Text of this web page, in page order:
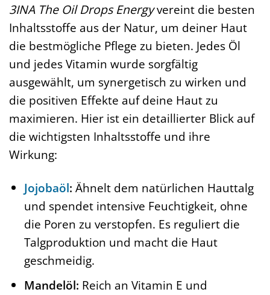
3INA The Oil Drops Energyvereint die besten
Inhaltsstoffe aus der Natur, um deiner Haut
die bestmögliche Pflege zu bieten. Jedes Öl
und jedes Vitamin wurde sorgfältig
ausgewählt, um synergetisch zu wirken und
die positiven Effekte auf deine Haut zu
maximieren. Hier ist ein detaillierter Blick auf
die wichtigsten Inhaltsstoffe und ihre
Wirkung:
Jojobaöl: Ähnelt dem natürlichen Hauttalg
und spendet intensive Feuchtigkeit, ohne
die Poren zu verstopfen. Es reguliert die
Talgproduktion und macht die Haut
geschmeidig.
Mandelöl: Reich an Vitamin E und